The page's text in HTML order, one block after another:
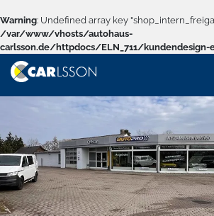
Warning: Undefined array key
/var/www/vhosts/autohaus-
carlsson.de/httpdocs/ELN_711/kundendesign-